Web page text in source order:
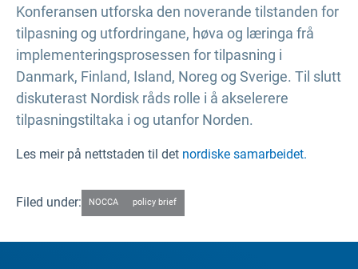
Konferansen utforska den noverande tilstanden for
tilpasning og utfordringane, høva og læringa frå
implementeringsprosessen for tilpasning i
Danmark, Finland, Island, Noreg og Sverige. Til slutt
diskuterast Nordisk råds rolle i å akselerere
tilpasningstiltaka i og utanfor Norden.
Les meir på nettstaden til det nordiske samarbeidet.
Filed under: NOCCA policy brief